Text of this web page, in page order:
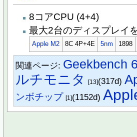
8コアCPU (4+4)
最大2台のディスプレイ
Apple M2 8C 4P+4E 5nm 1898
関連ページ: Geekbench
ルチモニタ [13](317d)
ンボチップ [1](1152d)